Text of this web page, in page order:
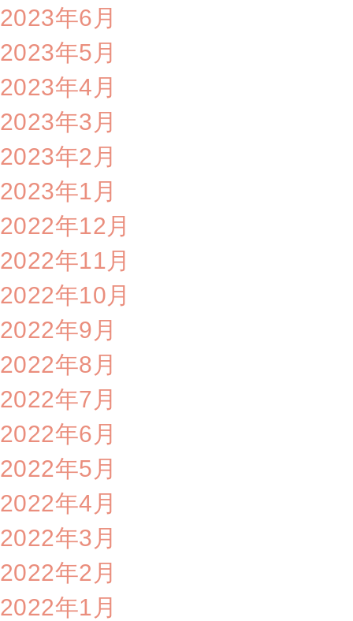
2023年6月
2023年5月
2023年4月
2023年3月
2023年2月
2023年1月
2022年12月
2022年11月
2022年10月
2022年9月
2022年8月
2022年7月
2022年6月
2022年5月
2022年4月
2022年3月
2022年2月
2022年1月